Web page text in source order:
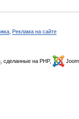
Реклама на сайте
, сделанные на PHP,